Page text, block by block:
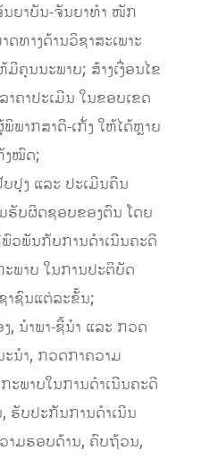
ຍາບັນ-ຈັນຍາທຳ ໜັກ
ທາງດ້ານວິຊາສະເພາະ
ຄຸນນະພາບ; ສ້າງເງື່ອນໄຂ
ຄາປະເມີນ ໃນຂອບເຂດ
ພາກສາດີ-ເກັ່ງ ໃຫ້ໄດ້ຫຼາຍ
ງໝົດ;
ບປຸງ ແລະ ປະເມີນຄືນ
ຮັບຜິດຊອບຂອງຕົນ ໂດຍ
ວພັນກັບການດໍາເນີນຄະດີ
ະພາບ ໃນການປະຕິບັດ
າຊົນແຕ່ລະຂັ້ນ;
, ນຳພາ-ຊີ້ນຳ ແລະ ກວດ
ນໍາ, ກວດກາຄວາມ
ະພາບໃນການດຳເນີນຄະດີ
ຮັບປະກັນການດຳເນີນ
າມຮອບດ້ານ, ຄົບຖ້ວນ,